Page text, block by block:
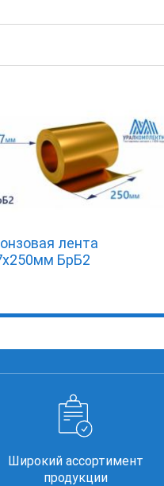
лента
БрБ2
Широкий ассортимент
продукции